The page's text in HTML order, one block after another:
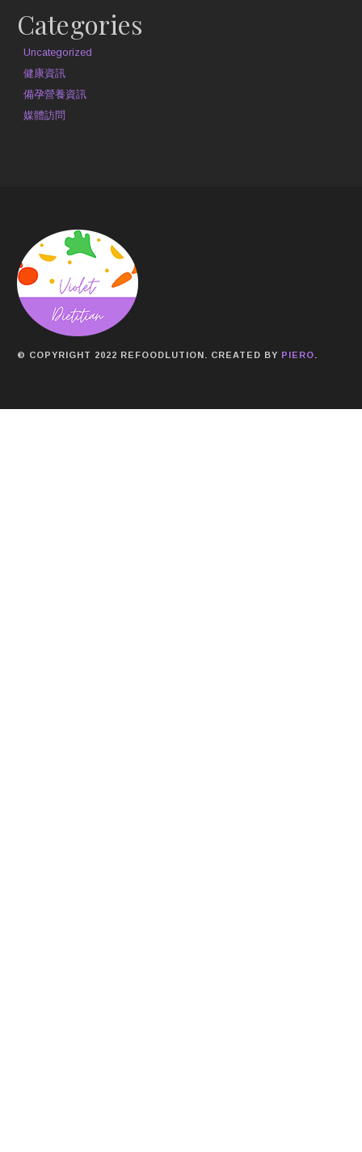
Categories
Uncategorized
健康資訊
備孕營養資訊
媒體訪問
© COPYRIGHT 2022 REFOODLUTION. CREATED BY PIERO